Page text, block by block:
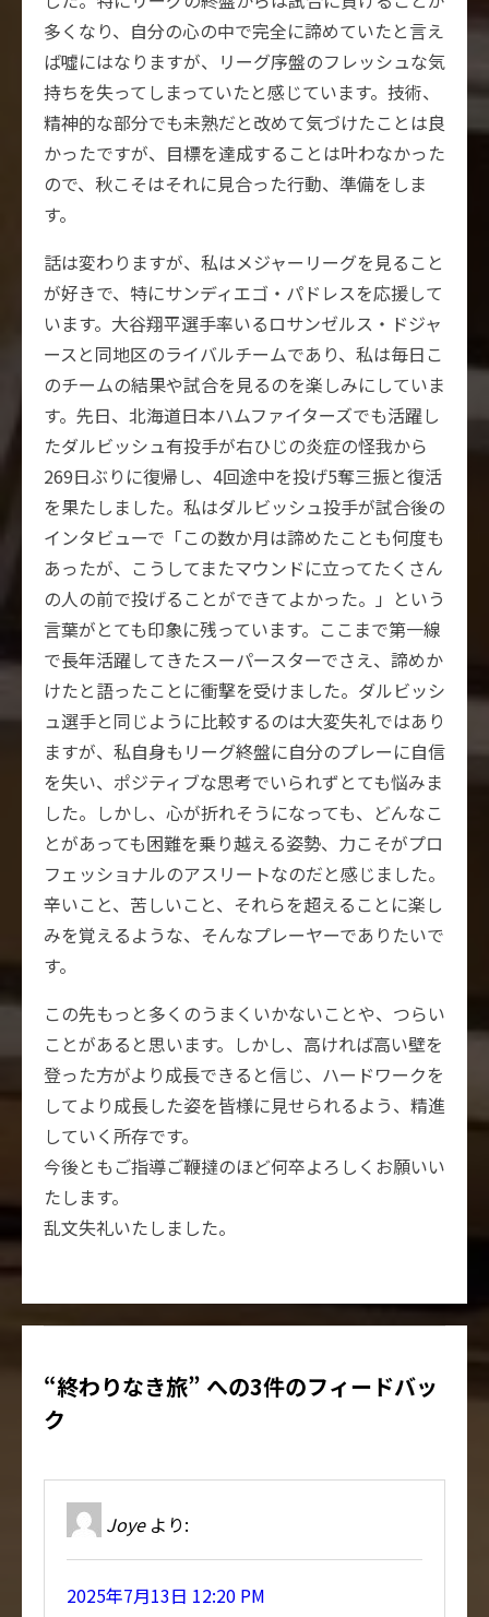
多くなり、自分の心の中で完全に諦めていたと言え
ば噓にはなりますが、リーグ序盤のフレッシュな気
持ちを失ってしまっていたと感じています。技術、
精神的な部分でも未熟だと改めて気づけたことは良
かったですが、目標を達成することは叶わなかった
ので、秋こそはそれに見合った行動、準備をしま
す。
話は変わりますが、私はメジャーリーグを見ること
が好きで、特にサンディエゴ・パドレスを応援して
います。大谷翔平選手率いるロサンゼルス・ドジャ
ースと同地区のライバルチームであり、私は毎日こ
のチームの結果や試合を見るのを楽しみにしていま
す。先日、北海道日本ハムファイターズでも活躍し
たダルビッシュ有投手が右ひじの炎症の怪我から
269日ぶりに復帰し、4回途中を投げ5奪三振と復活
を果たしました。私はダルビッシュ投手が試合後の
インタビューで「この数か月は諦めたことも何度も
あったが、こうしてまたマウンドに立ってたくさん
の人の前で投げることができてよかった。」という
言葉がとても印象に残っています。ここまで第一線
で長年活躍してきたスーパースターでさえ、諦めか
けたと語ったことに衝撃を受けました。ダルビッシ
ュ選手と同じように比較するのは大変失礼ではあり
ますが、私自身もリーグ終盤に自分のプレーに自信
を失い、ポジティブな思考でいられずとても悩みま
した。しかし、心が折れそうになっても、どんなこ
とがあっても困難を乗り越える姿勢、力こそがプロ
フェッショナルのアスリートなのだと感じました。
辛いこと、苦しいこと、それらを超えることに楽し
みを覚えるような、そんなプレーヤーでありたいで
す。
この先もっと多くのうまくいかないことや、つらい
ことがあると思います。しかし、高ければ高い壁を
登った方がより成長できると信じ、ハードワークを
してより成長した姿を皆様に見せられるよう、精進
していく所存です。
今後ともご指導ご鞭撻のほど何卒よろしくお願いい
たします。
乱文失礼いたしました。
“終わりなき旅” への3件のフィードバッ
ク
Joye より:
2025年7月13日 12:20 PM